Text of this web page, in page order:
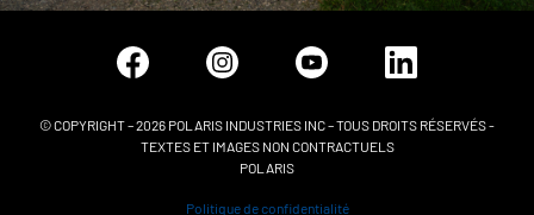
© COPYRIGHT – 2026 POLARIS INDUSTRIES INC – TOUS DROITS RÉSERVÉS -
TEXTES ET IMAGES NON CONTRACTUELS
POLARIS
Politique de confidentialité